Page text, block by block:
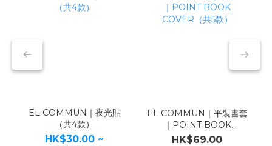
EL COMMUN｜夜光貼
（共4款）
HK$30.00 ~
EL COMMUN｜平裝書套
｜POINT BOOK
COVER（共5款）
HK$69.00